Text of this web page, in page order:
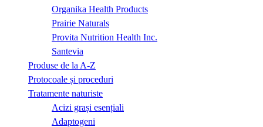
Organika Health Products
Prairie Naturals
Provita Nutrition Health Inc.
Santevia
Produse de la A-Z
Protocoale și proceduri
Tratamente naturiste
Acizi grași esențiali
Adaptogeni